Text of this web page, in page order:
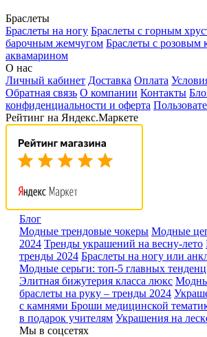
Браслеты
Браслеты на ногу Браслеты с горным
барочным жемчугом Браслеты с розовым
аквамарином
О нас
Личный кабинет Доставка Оплата
Обратная связь О компании Контакты
конфиденциальности и оферта
Рейтинг на Яндекс.Маркете
Блог
Модные трендовые чокеры Модные
2024 Тренды украшений на весну-лето
тренды 2024 Браслеты на ногу или
Модные серьги: топ-5 главных
Элитная бижутерия класса люкс
браслеты на руку – тренды 2024
с камнями Броши медицинской
в подарок учителям Украшения на
Мы в соцсетях